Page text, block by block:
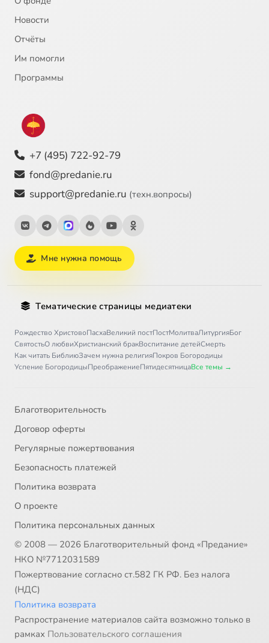
Новости
Отчёты
Им помогли
Программы
+7 (495) 722-92-79
fond@predanie.ru
support@predanie.ru (техн.вопросы)
Мне нужна помощь
Тематические страницы медиатеки
Рождество ХристовоПасхаВеликий постПостМолитваЛитургияБог
СвятостьО любвиХристианский бракВоспитание детейСмерть
Как читать БиблиюЗачем нужна религияПокров Богородицы
Успение БогородицыПреображениеПятидесятницаВсе темы →
Благотворительность
Договор оферты
Регулярные пожертвования
Безопасность платежей
Политика возврата
О проекте
Политика персональных данных
© 2008 — 2026 Благотворительный фонд «Предание»
НКО №7712031589
Пожертвование согласно ст.582 ГК РФ. Без налога
(НДС)
Политика возврата
Распространение материалов сайта возможно только в
рамках Пользовательского соглашения